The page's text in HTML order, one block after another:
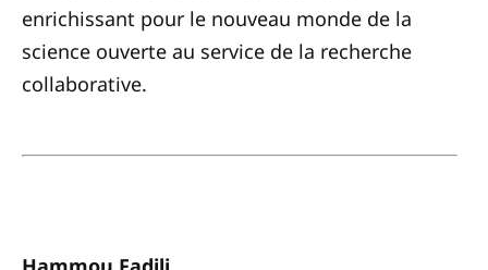
enrichissant pour le nouveau monde de la
science ouverte au service de la recherche
collaborative.